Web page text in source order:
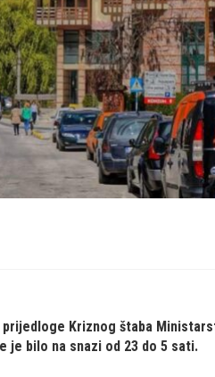
Kriznog štaba
je bilo na snazi od 23 do 5 sati.